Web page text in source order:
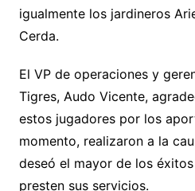
igualmente los jardineros
Cerda.
El VP de operaciones y
Tigres, Audo Vicente,
estos jugadores por los
momento, realizaron a la
deseó el mayor de los
presten sus servicios.